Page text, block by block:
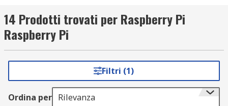
14 Prodotti trovati per Raspberry Pi
Raspberry Pi
Filtri (1)
Ordina per Rilevanza